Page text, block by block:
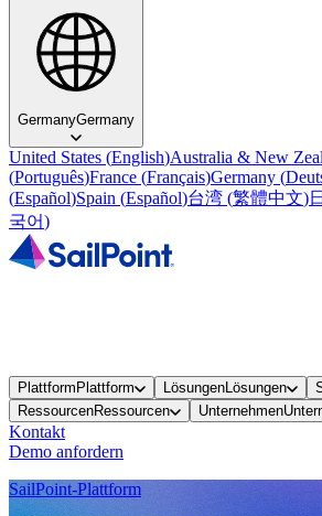
GermanyGermany
United States (English)Australia & New
(Português)France (Français)Germany (
(Español)Spain (Español)台湾 (繁體中文)
국어)
Plattform Plattform LösungenLösungen
RessourcenRessourcen Unternehmen
Kontakt
Demo anfordern
SailPoint-Plattform